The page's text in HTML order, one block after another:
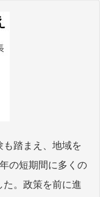
踏まえ、地域を
の短期間に多くの
。政策を前に進